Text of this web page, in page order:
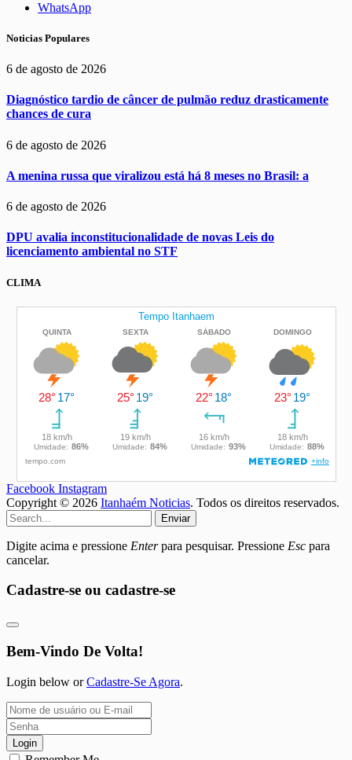
WhatsApp
Noticias Populares
6 de agosto de 2026
Diagnóstico tardio de câncer de pulmão reduz drasticamente
chances de cura
6 de agosto de 2026
A menina russa que viralizou está há 8 meses no Brasil: a
6 de agosto de 2026
DPU avalia inconstitucionalidade de novas Leis do
licenciamento ambiental no STF
CLIMA
Facebook Instagram
Copyright © 2026 Itanhaém Noticias. Todos os direitos reservados.
Enviar
Digite acima e pressione Enterpara pesquisar. Pressione Esc para
cancelar.
Cadastre-se ou cadastre-se
Bem-Vindo De Volta!
Login below orCadastre-Se Agora.
Login